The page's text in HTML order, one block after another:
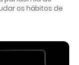
os hábitos de